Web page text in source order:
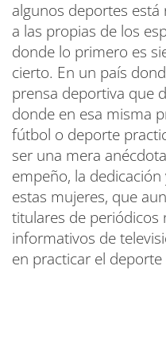
algunos deportes está
a las propias de los
donde lo primero es
cierto. En un país
prensa deportiva que
donde en esa misma
fútbol o deporte
ser una mera
empeño, la
estas mujeres, que
titulares de periódicos
informativos de
en practicar el